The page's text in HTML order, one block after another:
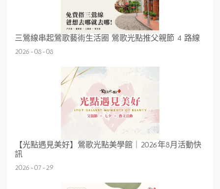
三鶯線串起鶯歌藝術生活圈 鶯歌光點推父親節 4 路線
2026-08-08
【光點遇見美好】鶯歌光點美學館｜2026年8月活動快
訊
2026-07-29